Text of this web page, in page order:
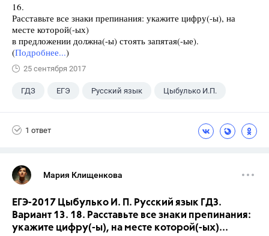
16.
Расставьте все знаки препинания: укажите цифру(-ы), на
месте которой(-ых)
в предложении должна(-ы) стоять запятая(-ые).
(Подробнее...)
25 сентября 2017
ГДЗ ЕГЭ Русский язык Цыбулько И.П.
1 ответ
Мария Клищенкова
ЕГЭ-2017 Цыбулько И. П. Русский язык ГДЗ.
Вариант 13. 18. Расставьте все знаки препинания:
укажите цифру(-ы), на месте которой(-ых)...